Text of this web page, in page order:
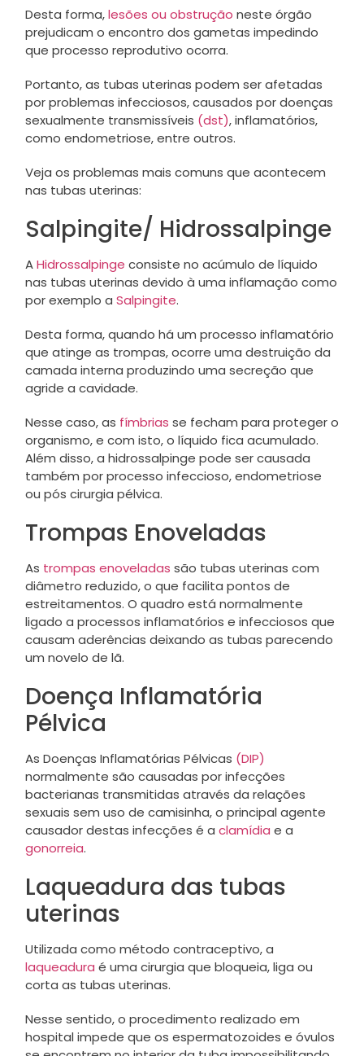
Desta forma,lesões ou obstrução neste órgão
prejudicam o encontro dos gametas impedindo
que processo reprodutivo ocorra.
Portanto, as tubas uterinas podem ser afetadas
por problemas infecciosos, causados por doenças
sexualmente transmissíveis (dst), inflamatórios,
como endometriose, entre outros.
Veja os problemas mais comuns que acontecem
nas tubas uterinas:
Salpingite/ Hidrossalpinge
AHidrossalpinge consiste no acúmulo de líquido
nas tubas uterinas devido à uma inflamação como
por exemplo a Salpingite.
Desta forma, quando há um processo inflamatório
que atinge as trompas, ocorre uma destruição da
camada interna produzindo uma secreção que
agride a cavidade.
Nesse caso, as fímbrias se fecham para proteger o
organismo, e com isto, o líquido fica acumulado.
Além disso, a hidrossalpinge pode ser causada
também por processo infeccioso, endometriose
ou pós cirurgia pélvica.
Trompas Enoveladas
As trompas enoveladas são tubas uterinas com
diâmetro reduzido, o que facilita pontos de
estreitamentos. O quadro está normalmente
ligado a processos inflamatórios e infecciosos que
causam aderências deixando as tubas parecendo
um novelo de lã.
Doença Inflamatória
Pélvica
As Doenças Inflamatórias Pélvicas (DIP)
normalmente são causadas por infecções
bacterianas transmitidas através da relações
sexuais sem uso de camisinha, o principal agente
causador destas infecções é a clamídia e a
gonorreia.
Laqueadura das tubas
uterinas
Utilizada como método contraceptivo, a
laqueadura é uma cirurgia que bloqueia, liga ou
corta as tubas uterinas.
Nesse sentido, o procedimento realizado em
hospital impede que os espermatozoides e óvulos